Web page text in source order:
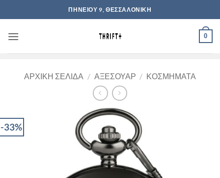
στο
ΠΗΝΕΙΟΥ 9, ΘΕΣΣΑΛΟΝΙΚΗ
0
ΑΡΧΙΚΉ ΣΕΛΊΔΑ / ΑΞΕΣΟΥΆΡ / ΚΟΣΜΉΜΑΤΑ
-33%